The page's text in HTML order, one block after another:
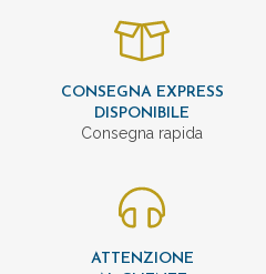
CONSEGNA EXPRESS
DISPONIBILE
Consegna rapida
ATTENZIONE